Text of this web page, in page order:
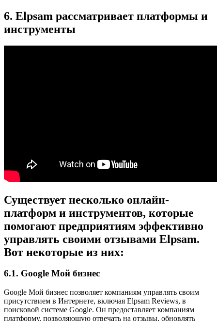
6. Elpsam рассматривает платформы и
инструменты
Существует несколько онлайн-
платформ и инструментов, которые
помогают предприятиям эффективно
управлять своими отзывами Elpsam.
Вот некоторые из них:
6.1. Google Мой бизнес
Google Мой бизнес позволяет компаниям управлять своим
присутствием в Интернете, включая Elpsam Reviews, в
поисковой системе Google. Он предоставляет компаниям
платформу, позволяющую отвечать на отзывы, обновлять